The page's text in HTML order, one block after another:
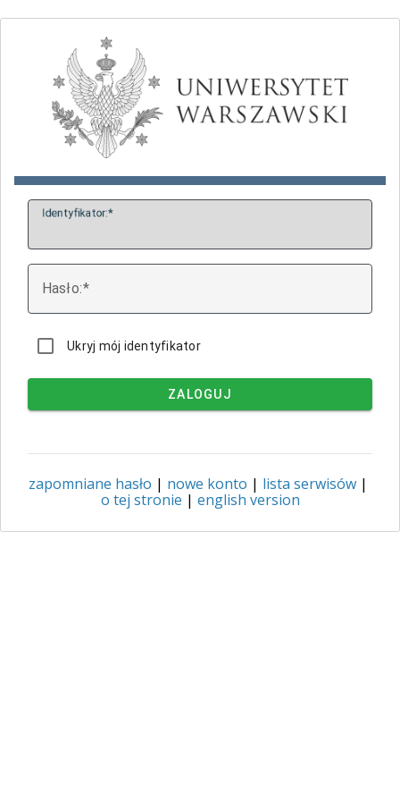
Identyfikator:
Hasło:
Ukryj mój identyfikator
ZALOGUJ
zapomniane hasło | nowe konto | lista serwisów |
o tej stronie | english version